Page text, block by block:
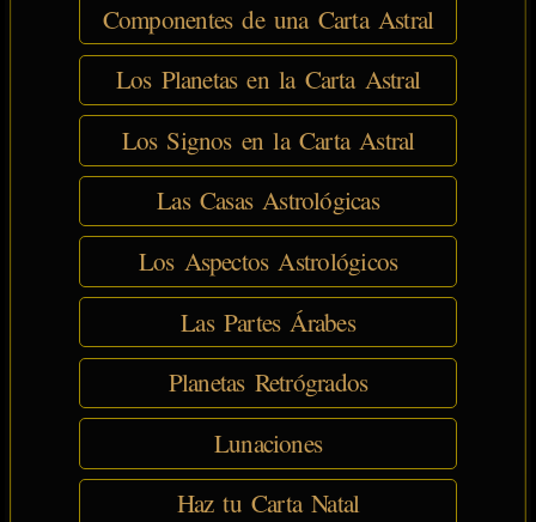
Componentes de una Carta Astral
Los Planetas en la Carta Astral
Los Signos en la Carta Astral
Las Casas Astrológicas
Los Aspectos Astrológicos
Las Partes Árabes
Planetas Retrógrados
Lunaciones
Haz tu Carta Natal